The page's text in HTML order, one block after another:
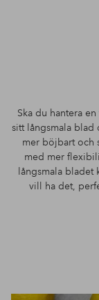
Ska du hantera
sitt långsmala blad
mer böjbart och
med mer
långsmala bladet
vill ha det,